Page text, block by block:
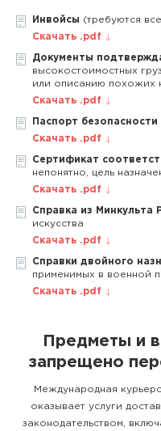
Инвойсы (требуются
Скачать .pdf
Документы
высокостоимостных
или описанию похожих
Скачать .pdf
Паспорт безопасности
Скачать .pdf
Сертификат
непонятно, цель
Скачать .pdf
Справка из Минкульта
искусства
Скачать .pdf
Справки двойного
применимых в военной
Скачать .pdf
Предметы и
запрещено
Международная
оказывает услуги
законодательством,